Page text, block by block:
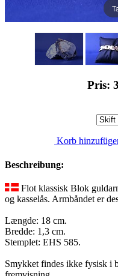
Pris:
Korb
Beschreibung:
Flot klassisk Blok
og kasselås. Armbåndet er
Længde: 18 cm.
Bredde: 1,3 cm.
Stemplet: EHS 585.
Smykket findes ikke fysisk i